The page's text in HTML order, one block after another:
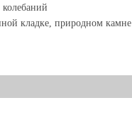
колебаний
кладке, природном камне